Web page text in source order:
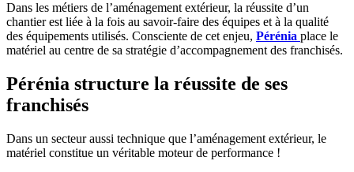
Dans les métiers de l’aménagement extérieur, la réussite d’un
chantier est liée à la fois au savoir-faire des équipes et à la qualité
des équipements utilisés. Consciente de cet enjeu, Pérénia place le
matériel au centre de sa stratégie d’accompagnement des franchisés.
Pérénia structure la réussite de ses
franchisés
Dans un secteur aussi technique que l’aménagement extérieur, le
matériel constitue un véritable moteur de performance !